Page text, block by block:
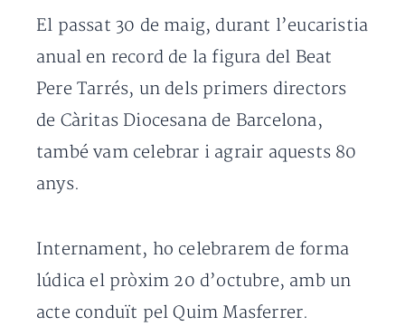
El passat 30 de maig, durant l’eucaristia
anual en record de la figura del Beat
Pere Tarrés, un dels primers directors
de Càritas Diocesana de Barcelona,
també vam celebrar i agrair aquests 80
anys.
Internament, ho celebrarem de forma
lúdica el pròxim 20 d’octubre, amb un
acte conduït pel Quim Masferrer.